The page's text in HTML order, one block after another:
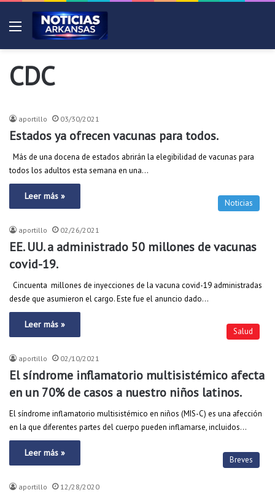
Menú
CDC
aportillo 03/30/2021
Estados ya ofrecen vacunas para todos.
Más de una docena de estados abrirán la elegibilidad de vacunas para
todos los adultos esta semana en una…
Leer más »
Noticias
aportillo 02/26/2021
EE. UU. a administrado 50 millones de vacunas
covid-19.
Cincuenta millones de inyecciones de la vacuna covid-19 administradas
desde que asumieron el cargo. Este fue el anuncio dado…
Leer más »
Salud
aportillo 02/10/2021
El síndrome inflamatorio multisistémico afecta
en un 70% de casos a nuestro niños latinos.
El síndrome inflamatorio multisistémico en niños (MIS-C) es una afección
en la que diferentes partes del cuerpo pueden inflamarse, incluidos…
Leer más »
Breves
aportillo 12/28/2020